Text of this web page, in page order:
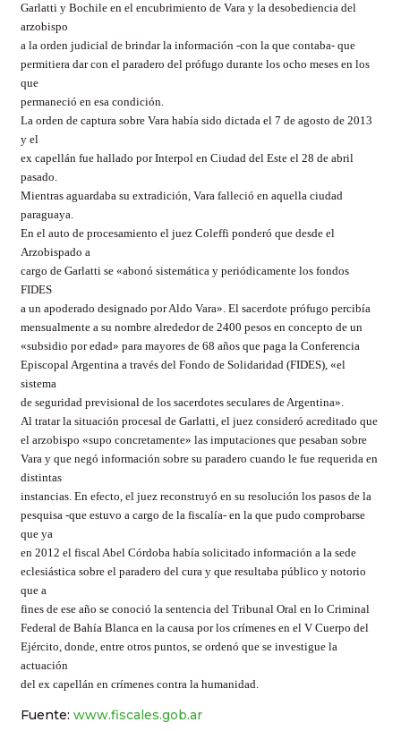
Garlatti y Bochile en el encubrimiento de Vara y la desobediencia del
arzobispo
a la orden judicial de brindar la información -con la que contaba- que
permitiera dar con el paradero del prófugo durante los ocho meses en los
que
permaneció en esa condición.
La orden de captura sobre Vara había sido dictada el 7 de agosto de 2013
y el
ex capellán fue hallado por Interpol en Ciudad del Este el 28 de abril
pasado.
Mientras aguardaba su extradición, Vara falleció en aquella ciudad
paraguaya.
En el auto de procesamiento el juez Coleffi ponderó que desde el
Arzobispado a
cargo de Garlatti se «abonó sistemática y periódicamente los fondos
FIDES
a un apoderado designado por Aldo Vara». El sacerdote prófugo percibía
mensualmente a su nombre alrededor de 2400 pesos en concepto de un
«subsidio por edad» para mayores de 68 años que paga la Conferencia
Episcopal Argentina a través del Fondo de Solidaridad (FIDES), «el
sistema
de seguridad previsional de los sacerdotes seculares de Argentina».
Al tratar la situación procesal de Garlatti, el juez consideró acreditado que
el arzobispo «supo concretamente» las imputaciones que pesaban sobre
Vara y que negó información sobre su paradero cuando le fue requerida en
distintas
instancias. En efecto, el juez reconstruyó en su resolución los pasos de la
pesquisa -que estuvo a cargo de la fiscalía- en la que pudo comprobarse
que ya
en 2012 el fiscal Abel Córdoba había solicitado información a la sede
eclesiástica sobre el paradero del cura y que resultaba público y notorio
que a
fines de ese año se conoció la sentencia del Tribunal Oral en lo Criminal
Federal de Bahía Blanca en la causa por los crímenes en el V Cuerpo del
Ejército, donde, entre otros puntos, se ordenó que se investigue la
actuación
del ex capellán en crímenes contra la humanidad.
Fuente: www.fiscales.gob.ar